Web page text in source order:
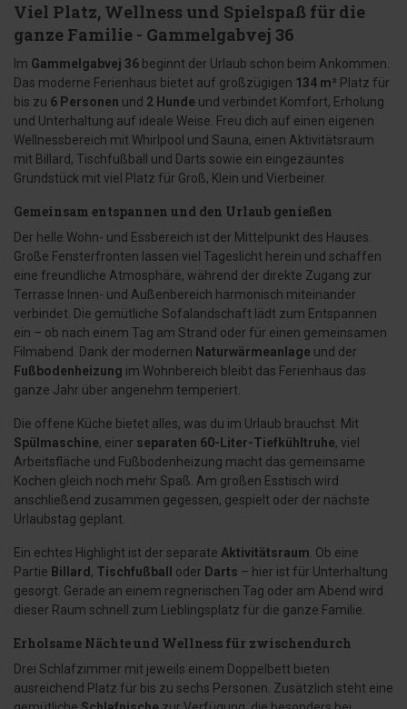
Viel Platz, Wellness und Spielspaß für die
ganze Familie - Gammelgabvej 36
Im Gammelgabvej 36 beginnt der Urlaub schon beim Ankommen.
Das moderne Ferienhaus bietet auf großzügigen 134 m² Platz für
bis zu 6 Personen und 2 Hunde und verbindet Komfort, Erholung
und Unterhaltung auf ideale Weise. Freu dich auf einen eigenen
Wellnessbereich mit Whirlpool und Sauna, einen Aktivitätsraum
mit Billard, Tischfußball und Darts sowie ein eingezäuntes
Grundstück mit viel Platz für Groß, Klein und Vierbeiner.
Gemeinsam entspannen und den Urlaub genießen
Der helle Wohn- und Essbereich ist der Mittelpunkt des Hauses.
Große Fensterfronten lassen viel Tageslicht herein und schaffen
eine freundliche Atmosphäre, während der direkte Zugang zur
Terrasse Innen- und Außenbereich harmonisch miteinander
verbindet. Die gemütliche Sofalandschaft lädt zum Entspannen
ein – ob nach einem Tag am Strand oder für einen gemeinsamen
Filmabend. Dank der modernen Naturwärmeanlage und der
Fußbodenheizung im Wohnbereich bleibt das Ferienhaus das
ganze Jahr über angenehm temperiert.
Die offene Küche bietet alles, was du im Urlaub brauchst. Mit
Spülmaschine, einer separaten 60-Liter-Tiefkühltruhe, viel
Arbeitsfläche und Fußbodenheizung macht das gemeinsame
Kochen gleich noch mehr Spaß. Am großen Esstisch wird
anschließend zusammen gegessen, gespielt oder der nächste
Urlaubstag geplant.
Ein echtes Highlight ist der separate Aktivitätsraum . Ob eine
Partie Billard , Tischfußball oder Darts – hier ist für Unterhaltung
gesorgt. Gerade an einem regnerischen Tag oder am Abend wird
dieser Raum schnell zum Lieblingsplatz für die ganze Familie.
Erholsame Nächte und Wellness für zwischendurch
Drei Schlafzimmer mit jeweils einem Doppelbett bieten
ausreichend Platz für bis zu sechs Personen. Zusätzlich steht eine